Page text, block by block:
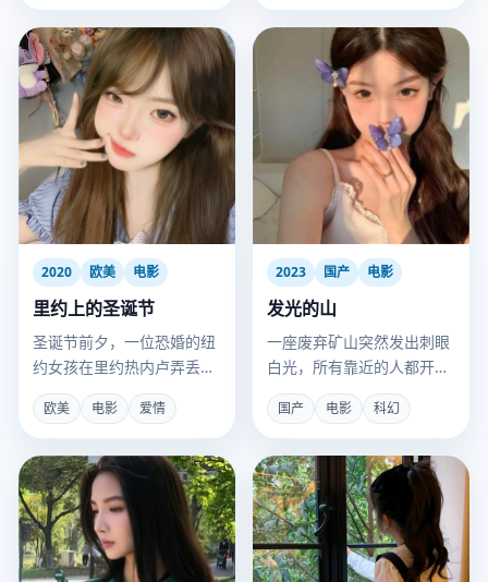
2020 欧美 电影
里约上的圣诞节
圣诞节前夕，一位恐婚的纽
约女孩在里约热内卢弄丢了
男友的订婚戒指。
欧美 电影 爱情
2023 国产 电影
发光的山
一座废弃矿山突然发出刺眼
白光，所有靠近的人都开始
共享通感记忆。
国产 电影 科幻